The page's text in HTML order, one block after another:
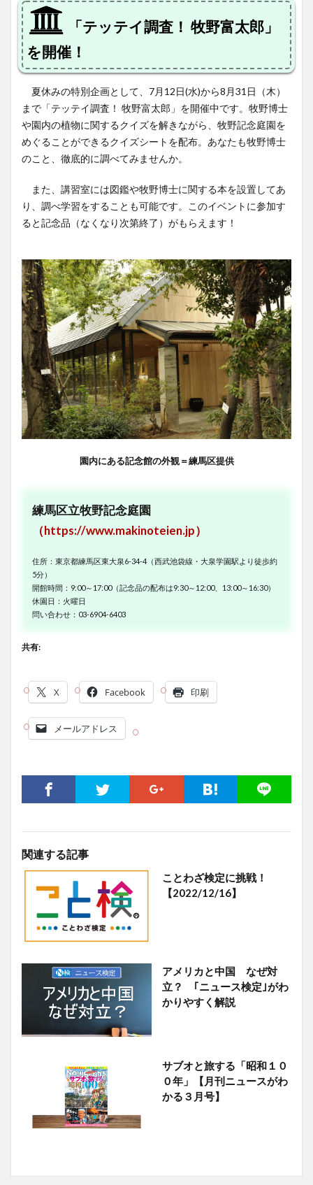
「テッテイ調査！ 牧野富太郎」
を開催！
夏休みの特別企画として、7月12日(水)から8月31日（木）
まで「テッテイ調査！ 牧野富太郎」を開催中です。牧野博士
や園内の植物に関するクイズを解きながら、牧野記念庭園を
めぐることができるクイズシートを配布。あなたも牧野博士
のこと、徹底的に調べてみませんか。
また、講習室には図鑑や牧野博士に関する本を設置してあ
り、調べ学習をすることも可能です。このイベントに参加す
ると記念品（なくなり次第終了）がもらえます！
園内にある記念館の外観＝練馬区提供
練馬区立牧野記念庭園
（https://www.makinoteien.jp）
住所：東京都練馬区東大泉6-34-4（西武池袋線・大泉学園駅より徒歩約
5分）
開館時間：9:00～17:00（記念品の配布は9:30～12:00、13:00～16:30）
休園日：火曜日
問い合わせ：03-6904-6403
共有:
X Facebook 印刷
メールアドレス
関連する記事
ことわざ検定に挑戦！
【2022/12/16】
アメリカと中国 なぜ対
立？ ｢ニュース検定｣がわ
かりやすく解説
サブオと旅する「昭和１０
０年」【月刊ニュースがわ
かる３月号】